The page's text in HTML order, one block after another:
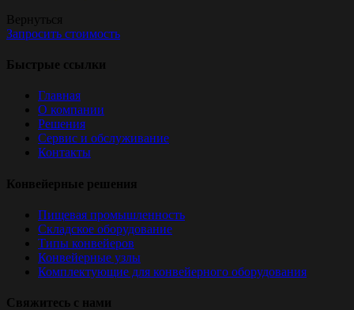
Вернуться
Запросить стоимость
Быстрые ссылки
Главная
О компании
Решения
Сервис и обслуживание
Контакты
Конвейерные решения
Пищевая промышленность
Складское оборудование
Типы конвейеров
Конвейерные узлы
Комплектующие для конвейерного оборудования
Свяжитесь с нами